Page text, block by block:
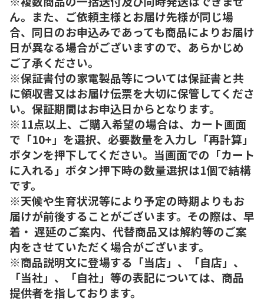
ん。また、ご依頼主様とお届け先様が同じ場
合、同日のお申込みであっても商品によりお届け
日が異なる場合がございますので、あらかじめ
ご了承ください。
※保証書付の家電製品等については保証書と共
に領収書又はお届け伝票を大切に保管してくださ
い。保証期間はお申込日からとなります。
※11点以上、ご購入希望の場合は、カート画面
で「10+」を選択、必要数量を入力し「再計算」
ボタンを押下してください。当画面での「カート
に入れる」ボタン押下時の数量選択は1個で結構
です。
※天候や生育状況等により予定の時期よりもお
届けが前後することがございます。その際は、早
着・ 遅延のご案内、代替商品又は解約等のご案
内をさせていただく場合がございます。
※商品説明文に登場する「当店」、「自店」、
「当社」、「自社」等の表記については、商品
提供者を指しております。